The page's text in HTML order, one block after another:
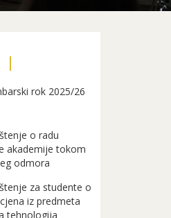
rok 2025/26
o radu
akademije tokom
odmora
za studente o
iz predmeta
tehnologija